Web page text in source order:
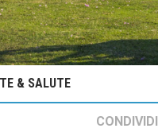
& SALUTE
CONDIVIDI